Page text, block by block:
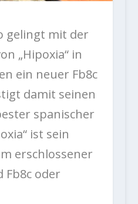
gelingt mit der
„Hipoxia“ in
ein neuer Fb8c
damit seinen
spanischer
ist sein
erschlossener
Fb8c oder